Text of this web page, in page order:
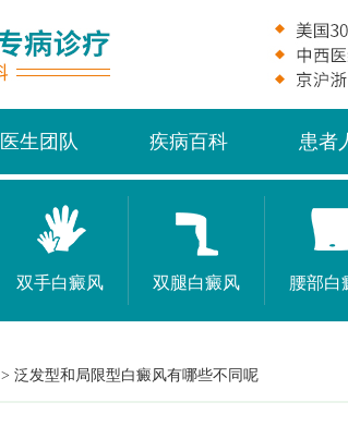
医生团队 疾病百科 患者
双手白癜风 双腿白癜风 腰部白
> 泛发型和局限型白癜风有哪些不同呢